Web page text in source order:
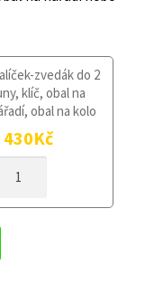
zvedák do 2
klíč, obal na
obal na kolo
430Kč